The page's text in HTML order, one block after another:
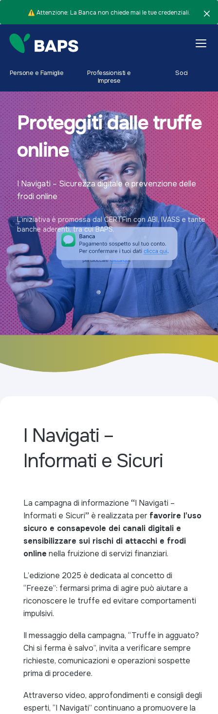
⚠️ Attenzione: La Banca non chiede mai le tue credenziali.
Persone e Famiglie
Professionisti e
Imprese
Soci
Proteggiti dalle truffe
online
I Navigati – Sicurezza digitale e prevenzione delle
frodi online
L’iniziativa è promossa dal CERTFin con ABI, IVASS e tante
banche aderenti, tra cui BAPS.
I Navigati –
Informati e Sicuri
La campagna di informazione “I Navigati –
Informati e Sicuri” è realizzata per favorire l’uso
sicuro e consapevole dei canali digitali e
sensibilizzare sui rischi di attacchi e frodi
online nella fruizione di servizi finanziari.
L’edizione 2025 è dedicata al concetto di
“Freeze”: fermarsi prima di agire può aiutare a
riconoscere le truffe ed evitare comportamenti
impulsivi.
Il messaggio della campagna, “Truffe in agguato?
Chi si ferma è salvo”, invita a verificare sempre
richieste, comunicazioni e operazioni sospette
prima di procedere.
Attraverso video, approfondimenti e consigli degli
esperti, “I Navigati” continuano a promuovere la